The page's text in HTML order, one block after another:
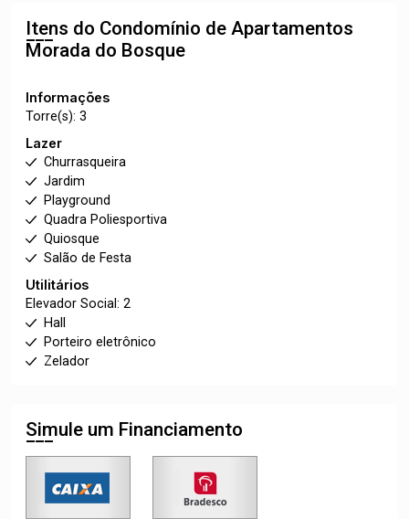
Itens do Condomínio de Apartamentos
Morada do Bosque
Informações
Torre(s): 3
Lazer
Churrasqueira
Jardim
Playground
Quadra Poliesportiva
Quiosque
Salão de Festa
Utilitários
Elevador Social: 2
Hall
Porteiro eletrônico
Zelador
Simule um Financiamento